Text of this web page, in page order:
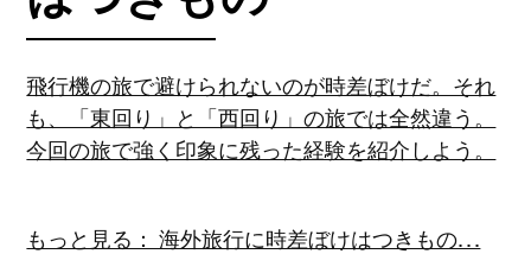
飛行機の旅で避けられないのが時差ぼけだ。それ
も、「東回り」と「西回り」の旅では全然違う。
今回の旅で強く印象に残った経験を紹介しよう。
もっと見る： 海外旅行に時差ぼけはつきもの. . .